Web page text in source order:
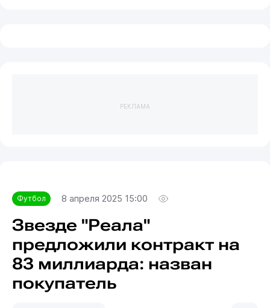
РЕКЛАМА
Футбол 8 апреля 2025 15:00
Звезде "Реала"
предложили контракт на
83 миллиарда: назван
покупатель